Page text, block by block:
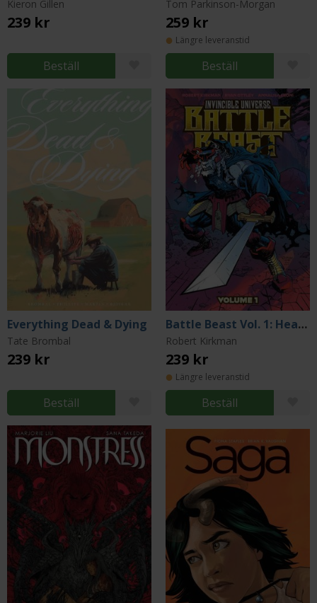
Kieron Gillen
239 kr
Beställ
Tom Parkinson-Morgan
259 kr
Längre leveranstid
Beställ
Everything Dead & Dying
Tate Brombal
239 kr
Beställ
Battle Beast Vol. 1: Heart of Glory
Robert Kirkman
239 kr
Längre leveranstid
Beställ